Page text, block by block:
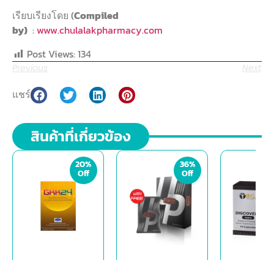
เรียบเรียงโดย (Compiled
by) : www.chulalakpharmacy.com
Post Views: 134
Previous Next
แชร์
สินค้าที่เกี่ยวข้อง
20%
Off
36%
Off